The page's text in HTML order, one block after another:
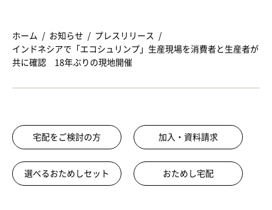
ホーム お知らせ
プレスリリース
インドネシアで「エコシュリンプ」生産現場を消費者と生産者が
共に確認 18年ぶりの現地開催
宅配をご検討の方 加入・資料請求
選べるおためしセット おためし宅配